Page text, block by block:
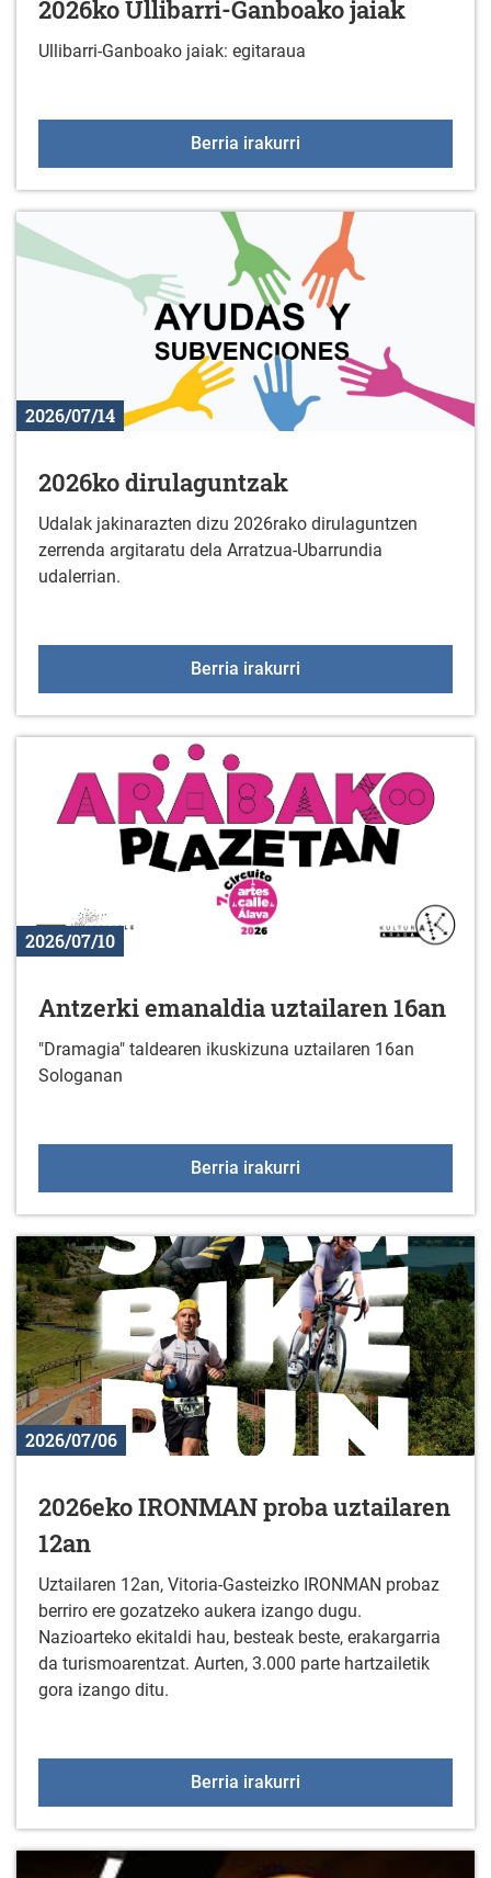
2026ko Ullibarri-Ganboako jaiak
Ullibarri-Ganboako jaiak: egitaraua
Berria irakurri
2026/07/14
2026ko dirulaguntzak
Udalak jakinarazten dizu 2026rako dirulaguntzen
zerrenda argitaratu dela Arratzua-Ubarrundia
udalerrian.
Berria irakurri
2026/07/10
Antzerki emanaldia uztailaren 16an
"Dramagia" taldearen ikuskizuna uztailaren 16an
Sologanan
Berria irakurri
2026/07/06
2026eko IRONMAN proba uztailaren
12an
Uztailaren 12an, Vitoria-Gasteizko IRONMAN probaz
berriro ere gozatzeko aukera izango dugu.
Nazioarteko ekitaldi hau, besteak beste, erakargarria
da turismoarentzat. Aurten, 3.000 parte hartzailetik
gora izango ditu.
Berria irakurri